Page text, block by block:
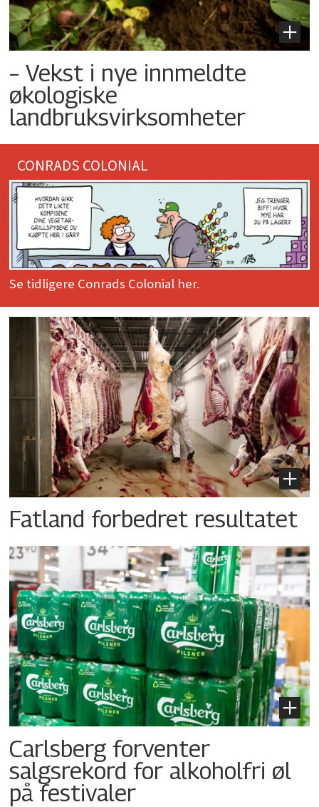
– Vekst i nye innmeldte
økologiske
landbruksvirksomheter
CONRADS COLONIAL
Se tidligere Conrads Colonial her.
Fatland forbedret resultatet
Carlsberg forventer
salgsrekord for alkoholfri øl
på festivaler